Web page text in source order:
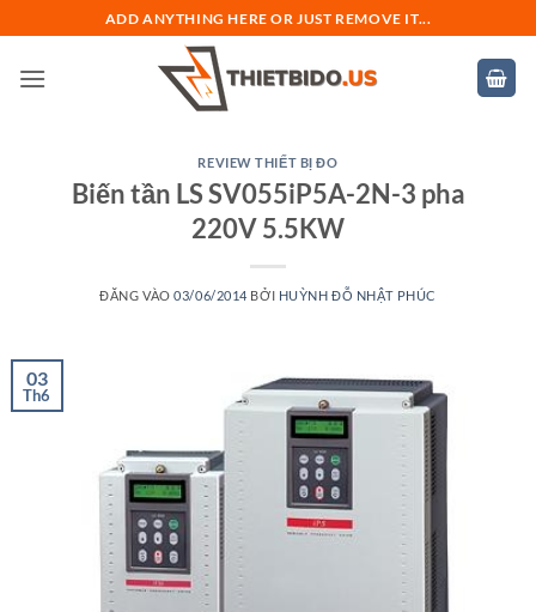
qua
nội
ADD ANYTHING HERE OR JUST REMOVE IT...
REVIEW THIẾT BỊ ĐO
Biến tần LS SV055iP5A-2N-3 pha
220V 5.5KW
ĐĂNG VÀO03/06/2014 BỞI HUỲNH ĐỖ NHẬT PHÚC
03
Th6